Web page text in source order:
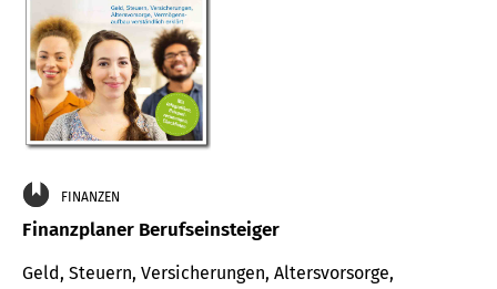
FINANZEN
Finanzplaner Berufseinsteiger
Geld, Steuern, Versicherungen, Altersvorsorge,